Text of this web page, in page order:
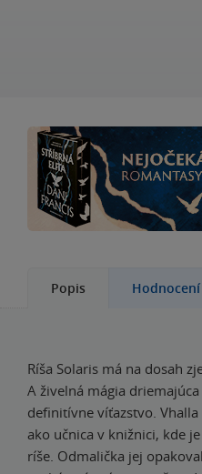
Popis Hodnocení
Ríša Solaris má na dosah
A živelná mágia
definitívne víťazstvo.
ako učnica v knižnici, kde
ríše. Odmalička jej